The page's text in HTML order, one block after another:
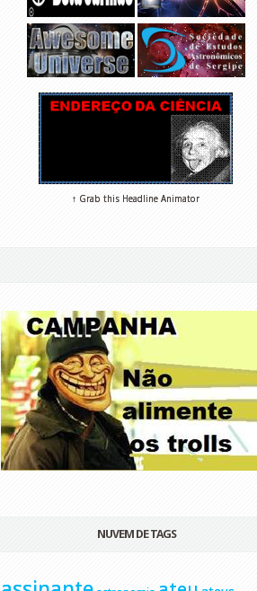
↑ Grab this Headline Animator
NUVEM DE TAGS